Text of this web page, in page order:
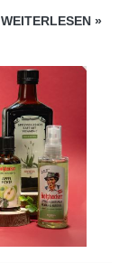
WEITERLESEN »